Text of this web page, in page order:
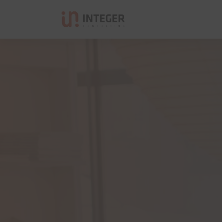
Integer Consulting